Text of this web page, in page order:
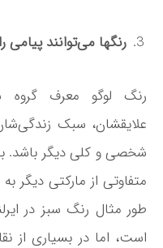
رنگ­ها می‌­توانند پیامی
رنگ لوگو معرف گروه
علایقشان، سبک
شخصی و کلی دیگر باشد.
متفاوتی از مارکتی
طور مثال رنگ سبز در
است، اما در بسیاری از